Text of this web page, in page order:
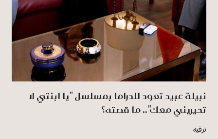
نبيلة عبيد تعود للدراما بمسلسل "يا ابنتي لا
تحيريني معك".. ما قصته؟
ترفيه